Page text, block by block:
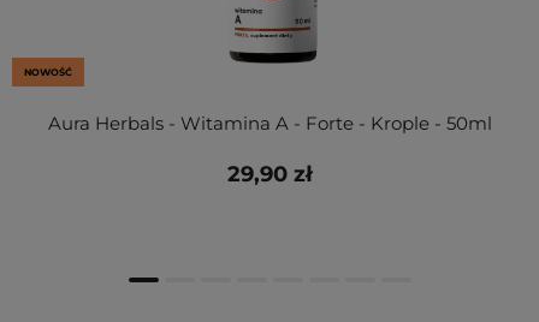
NOWOŚĆ
Aura Herbals - Witamina A - Forte - Krople - 50ml
29,90 zł